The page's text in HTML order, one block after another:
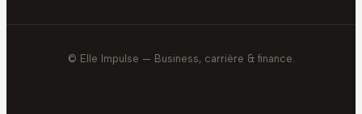
© Elle Impulse — Business, carrière & finance.